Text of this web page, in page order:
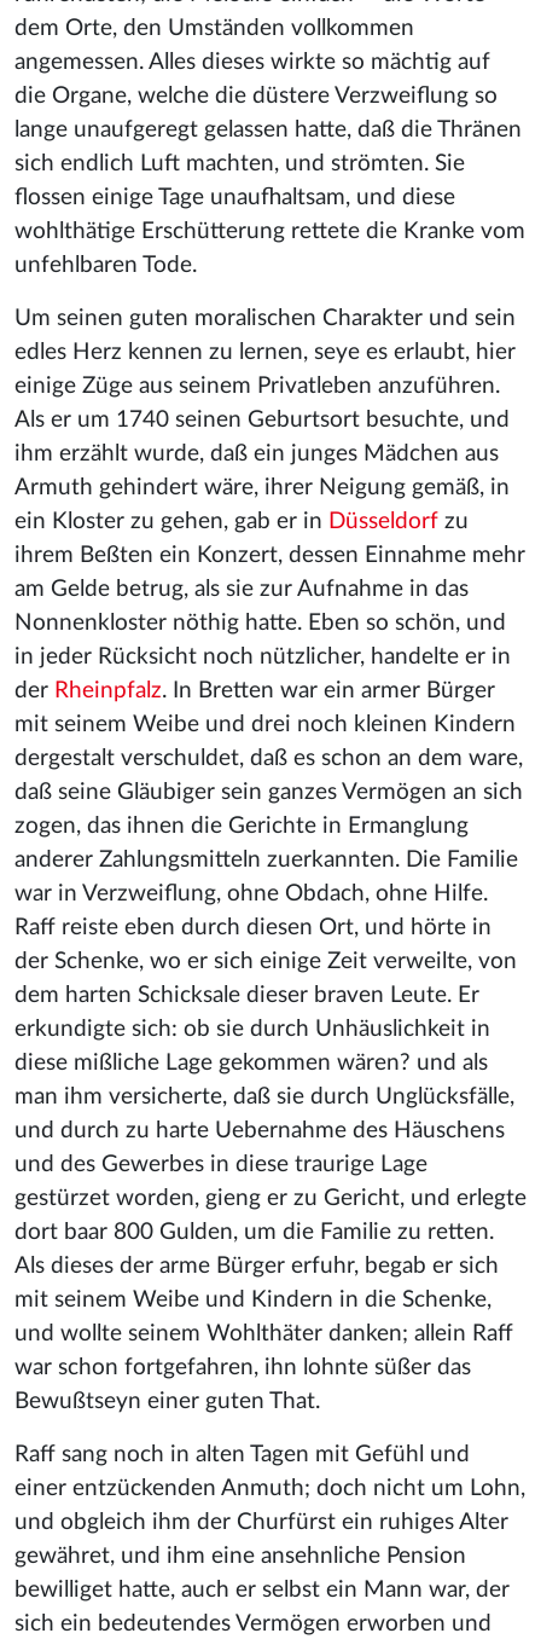
dem Orte, den Umständen vollkommen
angemessen. Alles dieses wirkte so mächtig auf
die Organe, welche die düstere Verzweiflung so
lange unaufgeregt gelassen hatte, daß die Thränen
sich endlich Luft machten, und strömten. Sie
flossen einige Tage unaufhaltsam, und diese
wohlthätige Erschütterung rettete die Kranke vom
unfehlbaren Tode.
Um seinen guten moralischen Charakter und sein
edles Herz kennen zu lernen, seye es erlaubt, hier
einige Züge aus seinem Privatleben anzuführen.
Als er um 1740 seinen Geburtsort besuchte, und
ihm erzählt wurde, daß ein junges Mädchen aus
Armuth gehindert wäre, ihrer Neigung gemäß, in
ein Kloster zu gehen, gab er in Düsseldorf zu
ihrem Beßten ein Konzert, dessen Einnahme mehr
am Gelde betrug, als sie zur Aufnahme in das
Nonnenkloster nöthig hatte. Eben so schön, und
in jeder Rücksicht noch nützlicher, handelte er in
der Rheinpfalz. In Bretten war ein armer Bürger
mit seinem Weibe und drei noch kleinen Kindern
dergestalt verschuldet, daß es schon an dem ware,
daß seine Gläubiger sein ganzes Vermögen an sich
zogen, das ihnen die Gerichte in Ermanglung
anderer Zahlungsmitteln zuerkannten. Die Familie
war in Verzweiflung, ohne Obdach, ohne Hilfe.
Raff reiste eben durch diesen Ort, und hörte in
der Schenke, wo er sich einige Zeit verweilte, von
dem harten Schicksale dieser braven Leute. Er
erkundigte sich: ob sie durch Unhäuslichkeit in
diese mißliche Lage gekommen wären? und als
man ihm versicherte, daß sie durch Unglücksfälle,
und durch zu harte Uebernahme des Häuschens
und des Gewerbes in diese traurige Lage
gestürzet worden, gieng er zu Gericht, und erlegte
dort baar 800 Gulden, um die Familie zu retten.
Als dieses der arme Bürger erfuhr, begab er sich
mit seinem Weibe und Kindern in die Schenke,
und wollte seinem Wohlthäter danken; allein Raff
war schon fortgefahren, ihn lohnte süßer das
Bewußtseyn einer guten That.
Raff sang noch in alten Tagen mit Gefühl und
einer entzückenden Anmuth; doch nicht um Lohn,
und obgleich ihm der Churfürst ein ruhiges Alter
gewähret, und ihm eine ansehnliche Pension
bewilliget hatte, auch er selbst ein Mann war, der
sich ein bedeutendes Vermögen erworben und